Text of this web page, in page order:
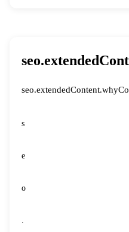
s
e
o
.